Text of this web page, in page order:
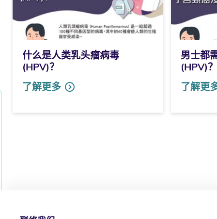
什么是人类乳头瘤病毒
(HPV)？
了解更多
男士都
(HPV)？
了解更